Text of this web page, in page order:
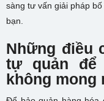
sàng tư vấn giải pháp
bạn.
Những điều
tự quản để
không mong